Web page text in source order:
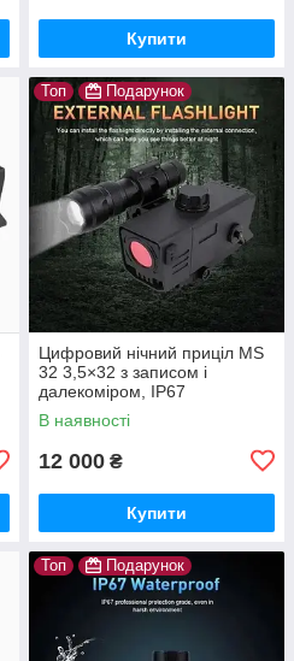
Купити
Топ Подарунок
Цифровий нічний приціл MS
32 3,5×32 з записом і
далекоміром, IP67
В наявності
12 000 ₴
Купити
Топ Подарунок